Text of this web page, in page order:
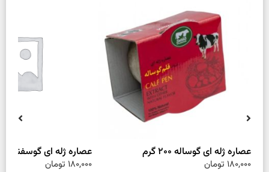
عصاره ژله ای گوساله 200 گرم
180,000 تومان
عصاره ژله ای گوسفند 200 گرم
180,000 تومان